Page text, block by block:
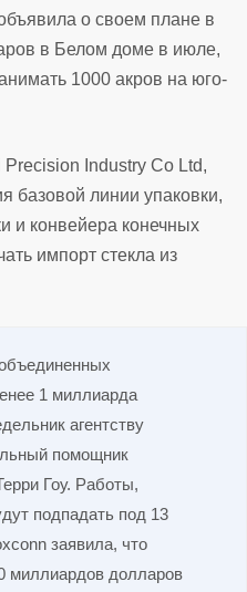
о своем плане в
в Белом доме в июле,
1000 акров на юго-
Industry Co Ltd,
базовой линии упаковки,
и конвейера конечных
импорт стекла из
1 миллиарда
агентству
помощник
Гоу. Работы,
подпадать под 13
заявила, что
миллиардов долларов